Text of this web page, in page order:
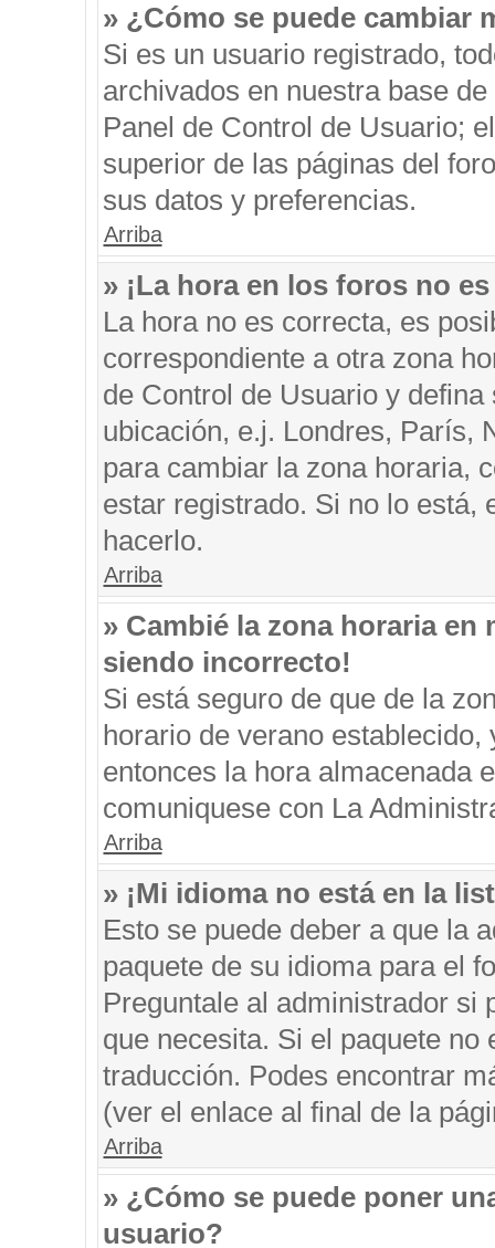
» ¿Cómo se puede cambiar
Si es un usuario registrado,
archivados en nuestra base
Panel de Control de Usuario;
superior de las páginas del
sus datos y preferencias.
Arriba
» ¡La hora en los foros no
La hora no es correcta, es
correspondiente a otra zona
de Control de Usuario y
ubicación, e.j. Londres, París,
para cambiar la zona horaria,
estar registrado. Si no lo está,
hacerlo.
Arriba
» Cambié la zona horaria
siendo incorrecto!
Si está seguro de que de la
horario de verano
entonces la hora almacenada
comuniquese con La
Arriba
» ¡Mi idioma no está en la
Esto se puede deber a que la
paquete de su idioma para el
Preguntale al administrador si
que necesita. Si el paquete
traducción. Podes encontrar
(ver el enlace al final de la
Arriba
» ¿Cómo se puede poner
usuario?